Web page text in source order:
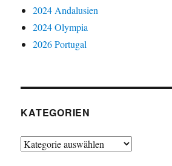
2024 Andalusien
2024 Olympia
2026 Portugal
KATEGORIEN
Kategorien